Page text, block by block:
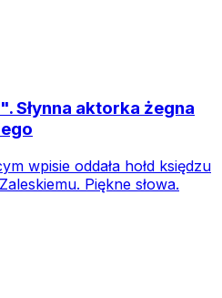
Słynna aktorka żegna
wpisie oddała hołd księdzu
Piękne słowa.